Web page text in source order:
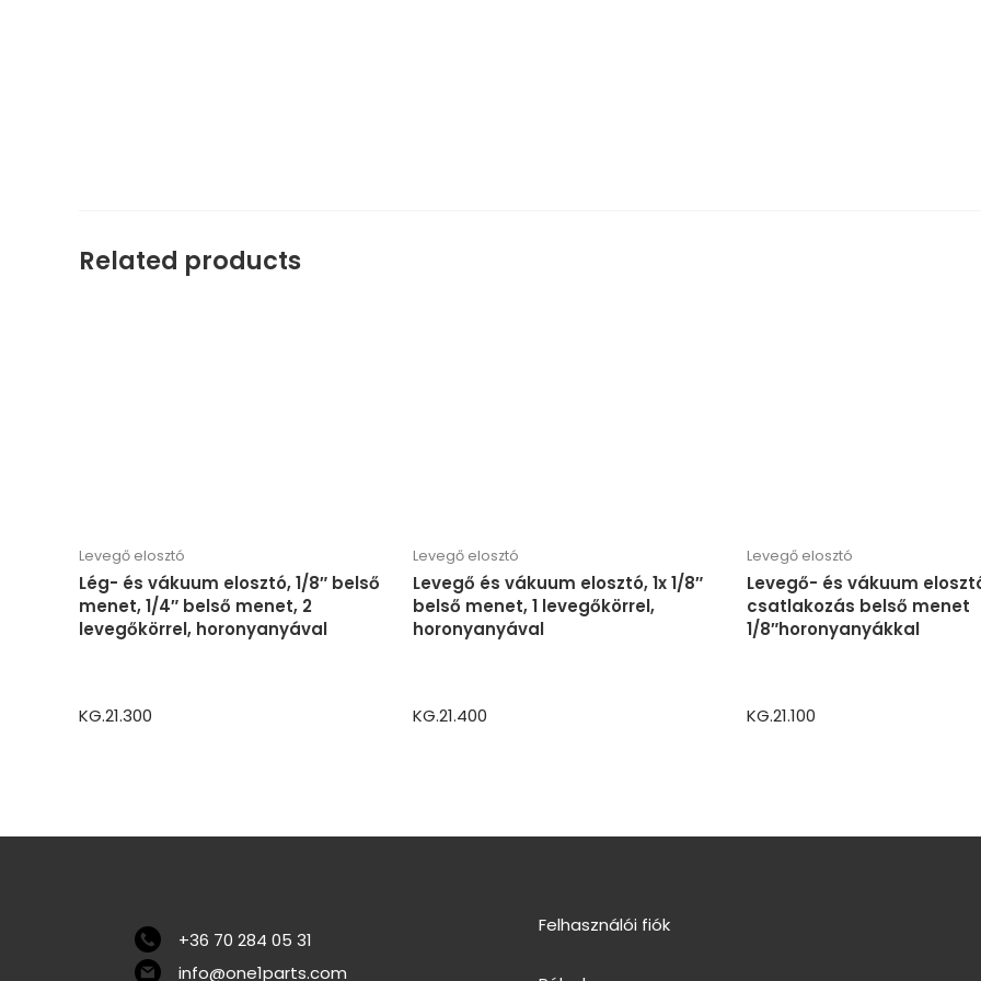
Related products
Levegő elosztó
Lég- és vákuum elosztó, 1/8″ belső
menet, 1/4″ belső menet, 2
levegőkörrel, horonyanyával
KG.21.300
Levegő elosztó
Levegő és vákuum elosztó, 1x 1/8″
belső menet, 1 levegőkörrel,
horonyanyával
KG.21.400
Levegő elosztó
Levegő- és vákuum
csatlakozás belső menet
1/8″horonyanyákkal
KG.21.100
+36 70 284 05 31
info@one1parts.com
Felhasználói fiók